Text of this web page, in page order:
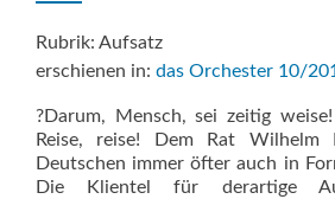
Rubrik: Aufsatz
erschienen in: das Orchester 10/
?Darum, Mensch, sei zeitig
Reise, reise! Dem Rat
Deutschen immer öfter auch in
Die Klientel für derartige